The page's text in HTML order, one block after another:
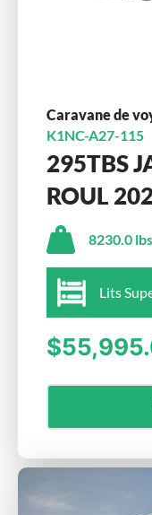
Caravane de
K1NC-A27-115
295TBS
ROUL
8230.0 lbs
Lits